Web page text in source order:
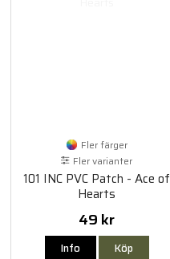
Fler färger
Fler varianter
101 INC PVC Patch - Ace of
Hearts
49 kr
Info Köp